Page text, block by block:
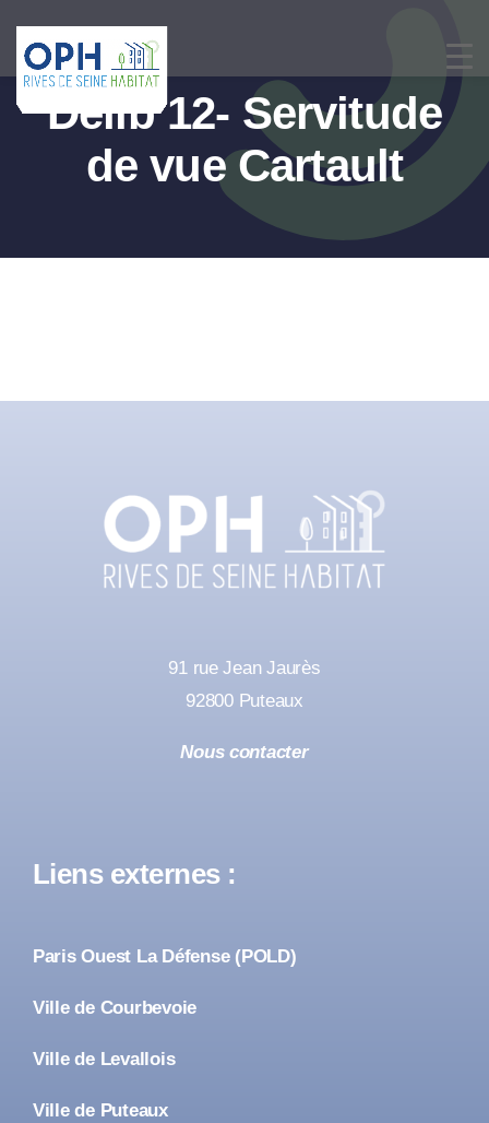
contenu
Delib 12- Servitude
de vue Cartault
91 rue Jean Jaurès
92800 Puteaux
Nous contacter
Liens externes :
Paris Ouest La Défense (POLD)
Ville de Courbevoie
Ville de Levallois
Ville de Puteaux